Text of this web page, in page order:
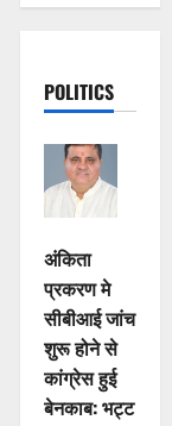
POLITICS
अंकिता
प्रकरण मे
सीबीआई जांच
शुरू होने से
कांग्रेस हुई
बेनकाब: भट्ट